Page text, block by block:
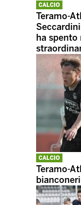
CALCIO
Teramo-
ha
CALCIO
Teramo-